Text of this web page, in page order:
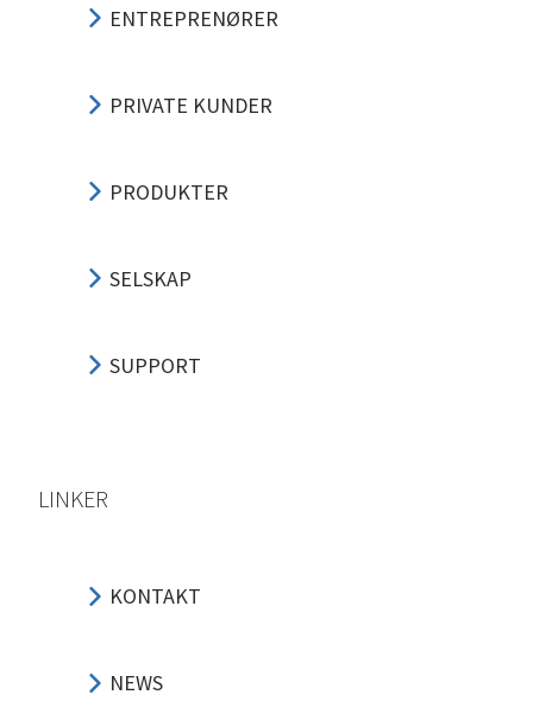
ENTREPRENØRER
PRIVATE KUNDER
PRODUKTER
SELSKAP
SUPPORT
LINKER
KONTAKT
NEWS